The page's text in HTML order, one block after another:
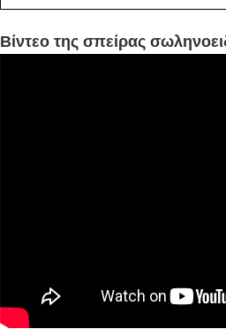
Βίντεο της σπείρας